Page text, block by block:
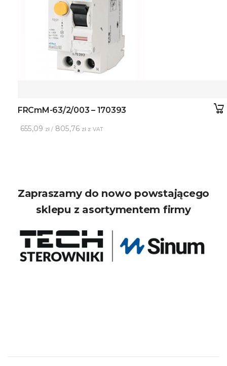
FRCmM-63/2/003 – 170393
655,09 zł / 805,76 zł z VAT
Zapraszamy do nowo powstającego
sklepu z asortymentem firmy